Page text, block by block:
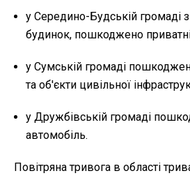
у Середино-Будській громаді
будинок, пошкоджено
у Сумській громаді
та об'єкти цивільної
у Дружбівській громаді
автомобіль.
Повітряна тривога в області